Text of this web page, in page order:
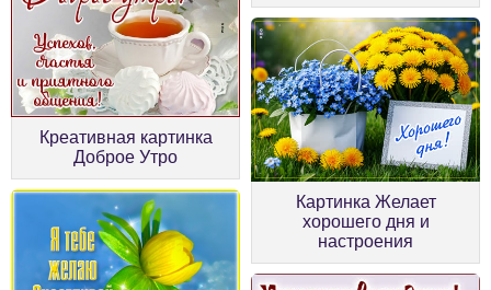
Креативная картинка
Доброе Утро
Картинка Желает
хорошего дня и
настроения